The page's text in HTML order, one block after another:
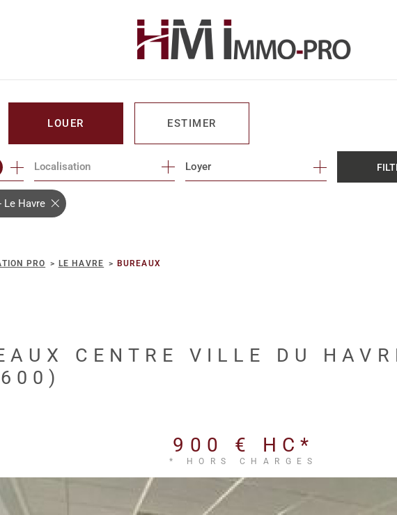
LOUER
DE L'IMMO PRO
ESTIMER
Localisation Loyer
Le Havre
PRO LE HAVRE BUREAUX
CENTRE VILLE DU
900 € HC*
* HORS CHARGES